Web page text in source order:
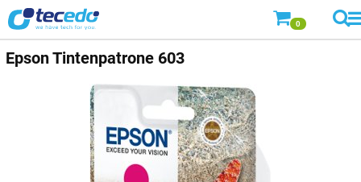
0
EpsonTintenpatrone 603